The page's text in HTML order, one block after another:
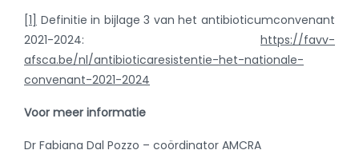
[1] Definitie in bijlage 3 van het antibioticumconvenant
2021-2024: https://favv-
afsca.be/nl/antibioticaresistentie-het-nationale-
convenant-2021-2024
Voor meer informatie
Dr Fabiana Dal Pozzo – coördinator AMCRA